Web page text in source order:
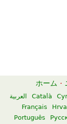
ホーム ·
العربية Català
Français
Português